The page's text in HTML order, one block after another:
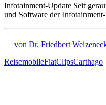
Infotainment-Update Seit
und Software der
von Dr. Friedbert
ReisemobileFiatClipsCarthago